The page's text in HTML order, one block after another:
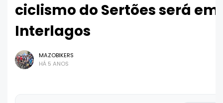
ciclismo do Sertões será em
Interlagos
MAZOBIKERS
HÁ 5 ANOS